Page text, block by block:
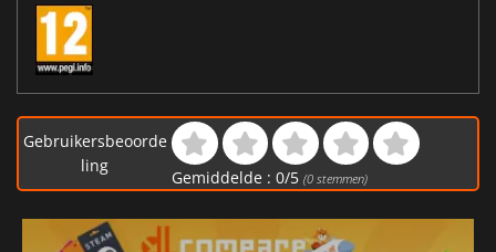
Gebruikersbeoorde
ling
Gemiddelde : 0/5 (0stemmen)